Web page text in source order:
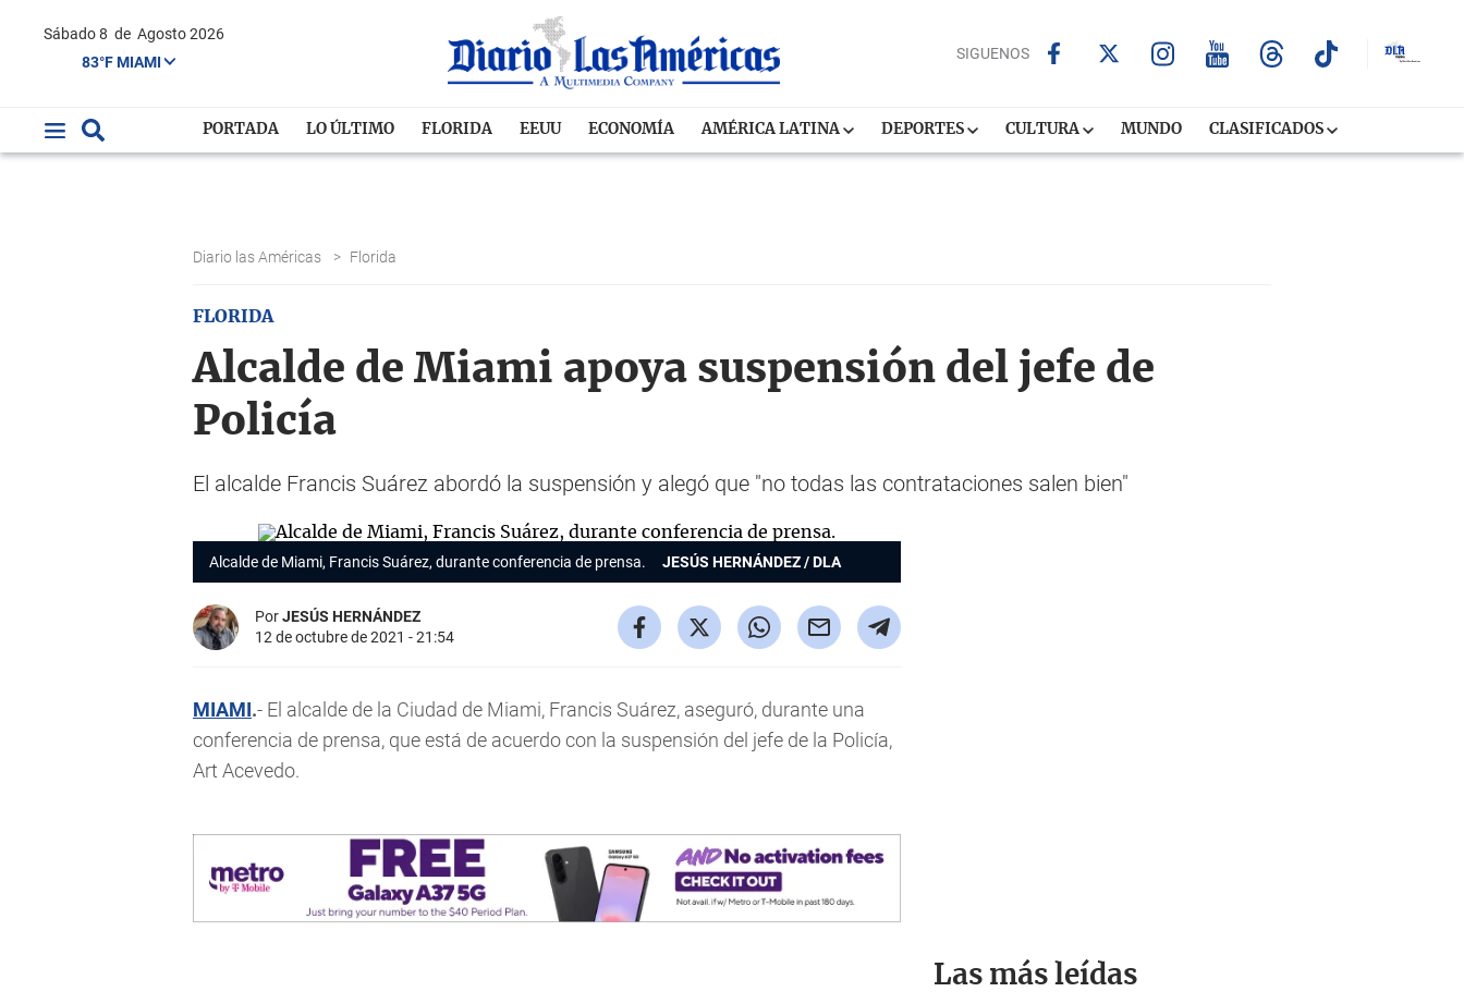
Sábado 8 de Agosto 2026
83°F MIAMI
SIGUENOS
PORTADA LO ÚLTIMO FLORIDA EEUU ECONOMÍA AMÉRICA LATINA DEPORTES CULTURA MUNDO CLASIFICADOS
Diario las Américas > Florida
FLORIDA
Alcalde de Miami apoya suspensión del jefe de
Policía
El alcalde Francis Suárez abordó la suspensión y alegó que "no todas las contrataciones salen bien"
Alcalde de Miami, Francis Suárez, durante conferencia de prensa. JESÚS HERNÁNDEZ / DLA
PorJESÚS HERNÁNDEZ
12 de octubre de 2021 - 21:54
MIAMI.- El alcalde de la Ciudad de Miami, Francis Suárez, aseguró, durante una
conferencia de prensa, que está de acuerdo con la suspensión del jefe de la Policía,
Art Acevedo.
Las más leídas